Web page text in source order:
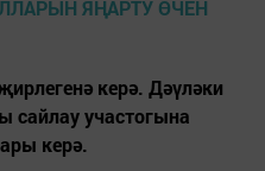
керә. Дәүләки
участогына
керә.